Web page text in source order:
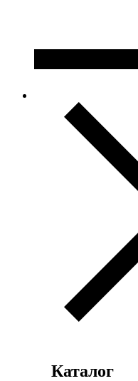
Каталог